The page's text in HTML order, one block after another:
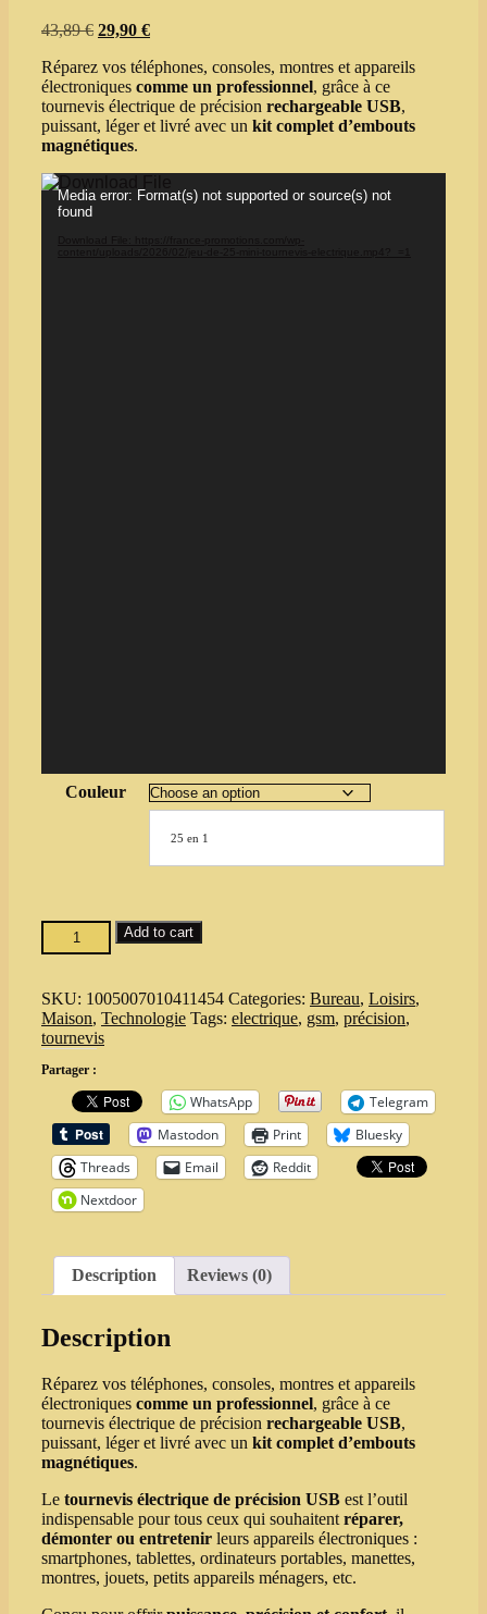
43,89€ Original
was:
43,89 €.
29,90 €Current
is:
29,90 €.
Réparez vos téléphones, consoles, montres et appareils
électroniques comme un professionnel, grâce à ce
tournevis électrique de précision rechargeable USB,
puissant, léger et livré avec un kit complet d’embouts
magnétiques.
Video
Player
Media error: Format(s) not supported or source(s) not
found
Couleur
25 en 1
Jeu
de
Électrique
de
Précision
USB
Réparation
Téléphones
&
Électronique
Magnétiques
quantity
Add to cart
SKU: 1005007010411454 Categories: Bureau, Loisirs,
Maison, Technologie Tags: electrique, gsm, précision,
tournevis
Partager :
WhatsApp
Telegram
Mastodon
Print
Bluesky
Threads
Email
Reddit
Nextdoor
Description Reviews (0)
Description
Réparez vos téléphones, consoles, montres et appareils
électroniques comme un professionnel, grâce à ce
tournevis électrique de précision rechargeable USB,
puissant, léger et livré avec un kit complet d’embouts
magnétiques.
Le tournevis électrique de précision USB est l’outil
indispensable pour tous ceux qui souhaitent réparer,
démonter ou entretenir leurs appareils électroniques :
smartphones, tablettes, ordinateurs portables, manettes,
montres, jouets, petits appareils ménagers, etc.